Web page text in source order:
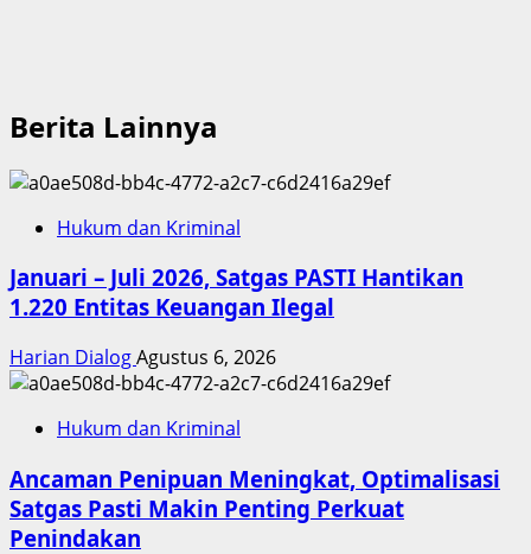
Berita Lainnya
Hukum dan Kriminal
Januari – Juli 2026, Satgas PASTI Hantikan
1.220 Entitas Keuangan Ilegal
Harian DialogAgustus 6, 2026
Hukum dan Kriminal
Ancaman Penipuan Meningkat, Optimalisasi
Satgas Pasti Makin Penting Perkuat
Penindakan